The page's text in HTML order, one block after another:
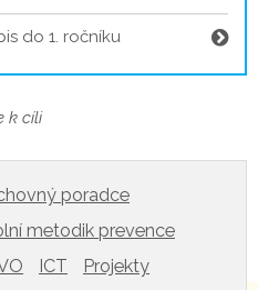
do 1. ročníku
k cíli
poradce
metodik prevence
ICT
Projekty